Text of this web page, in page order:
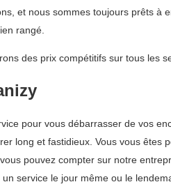
et nous sommes toujours prêts à
rangé.
des prix compétitifs sur tous les
pour vous débarrasser de vos
long et fastidieux. Vous vous
pouvez compter sur notre
service le jour même ou le